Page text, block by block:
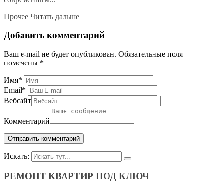
Прочее Читать дальше
Добавить комментарий
Ваш e-mail не будет опубликован. Обязательные поля
помечены *
Имя*
Email*
Вебсайт
Комментарий
Искать:
РЕМОНТ КВАРТИР ПОД КЛЮЧ